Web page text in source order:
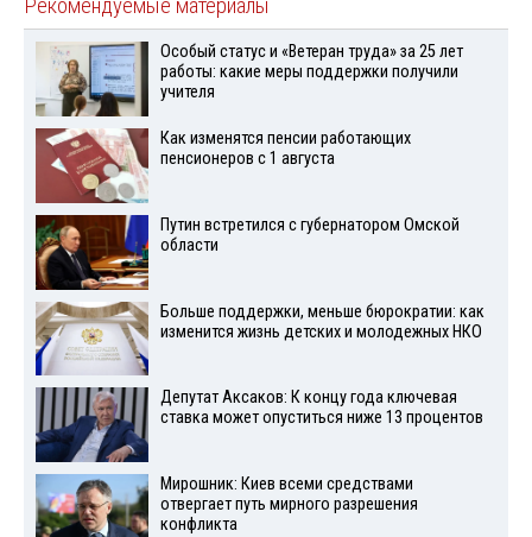
Рекомендуемые материалы
Особый статус и «Ветеран труда» за 25 лет
работы: какие меры поддержки получили
учителя
Как изменятся пенсии работающих
пенсионеров с 1 августа
Путин встретился с губернатором Омской
области
Больше поддержки, меньше бюрократии: как
изменится жизнь детских и молодежных НКО
Депутат Аксаков: К концу года ключевая
ставка может опуститься ниже 13 процентов
Мирошник: Киев всеми средствами
отвергает путь мирного разрешения
конфликта